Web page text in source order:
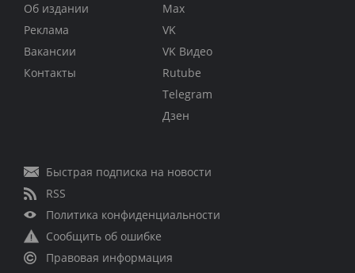
Об издании
Реклама
Вакансии
Контакты
Max
VK
VK Видео
Rutube
Telegram
Дзен
Быстрая подписка на новости
RSS
Политика конфиденциальности
Сообщить об ошибке
Правовая информация